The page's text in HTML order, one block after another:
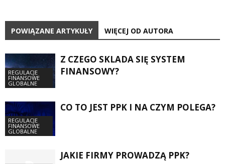
POWIĄZANE ARTYKUŁY WIĘCEJ OD AUTORA
REGULACJE
FINANSOWE
GLOBALNE
Z CZEGO SKLADA SIĘ SYSTEM
FINANSOWY?
REGULACJE
FINANSOWE
GLOBALNE
CO TO JEST PPK I NA CZYM POLEGA?
JAKIE FIRMY PROWADZĄ PPK?